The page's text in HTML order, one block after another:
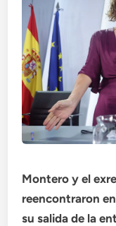
Montero y el
reencontraron
su salida de la